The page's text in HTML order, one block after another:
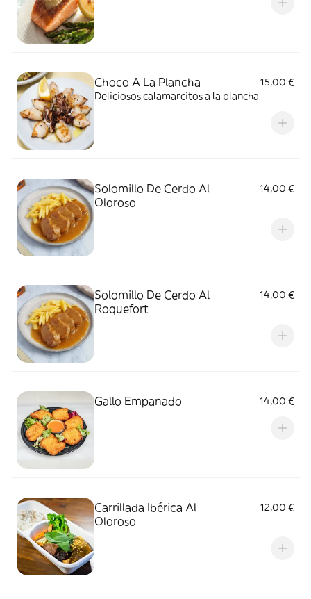
Choco A La Plancha
15,00 €
Deliciosos calamarcitos a la plancha
Solomillo De Cerdo Al
Oloroso
14,00 €
Solomillo De Cerdo Al
Roquefort
14,00 €
Gallo Empanado 14,00 €
Carrillada Ibérica Al
Oloroso
12,00 €